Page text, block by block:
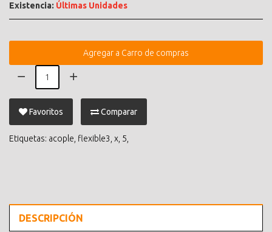
Existencia: Últimas Unidades
Agregar a Carro de compras
Favoritos Comparar
Etiquetas: acople flexible3 x 5
DESCRIPCIÓN